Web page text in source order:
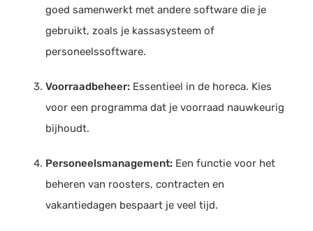
goed samenwerkt met andere software die je
gebruikt, zoals je kassasysteem of
personeelssoftware.
Voorraadbeheer: Essentieel in de horeca. Kies
voor een programma dat je voorraad nauwkeurig
bijhoudt.
Personeelsmanagement: Een functie voor het
beheren van roosters, contracten en
vakantiedagen bespaart je veel tijd.